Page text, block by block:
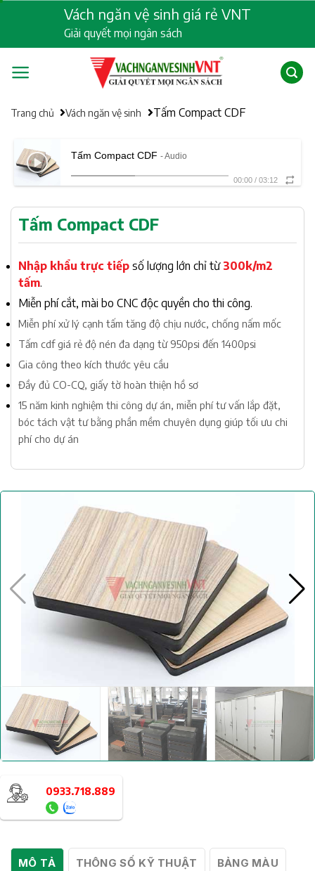
content
Vách ngăn vệ sinh giá rẻ VNT
Giải quyết mọi ngân sách
Trang chủ Vách ngăn vệ sinh Tấm Compact CDF
Tấm Compact CDF - Audio
00:00 / 03:12
Tấm Compact CDF
Nhập khẩu trực tiếp số lượng lớn chỉ từ 300k/m2
tấm.
Miễn phí cắt, mài bo CNC độc quyền cho thi công.
Miễn phí xử lý cạnh tấm tăng độ chịu nước, chống nấm mốc
Tấm cdf giá rẻ độ nén đa dạng từ 950psi đến 1400psi
Gia công theo kích thước yêu cầu
Đầy đủ CO-CQ, giấy tờ hoàn thiện hồ sơ
15 năm kinh nghiệm thi công dự án, miễn phí tư vấn lắp đặt,
bóc tách vật tư bằng phần mềm chuyên dụng giúp tối ưu chi
phí cho dự án
0933.718.889
MÔ TẢ THÔNG SỐ KỸ THUẬT BẢNG MÀU